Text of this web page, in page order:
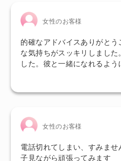
女性のお客様
的確なアドバイスありがと
な気持ちがスッキリしました
した。彼と一緒になれるよう
女性のお客様
電話切れてしまい、すみま
子見ながら頑張ってみます